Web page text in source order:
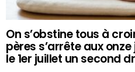
On s’obstine tous à
pères s’arrête aux
le 1er juillet un second